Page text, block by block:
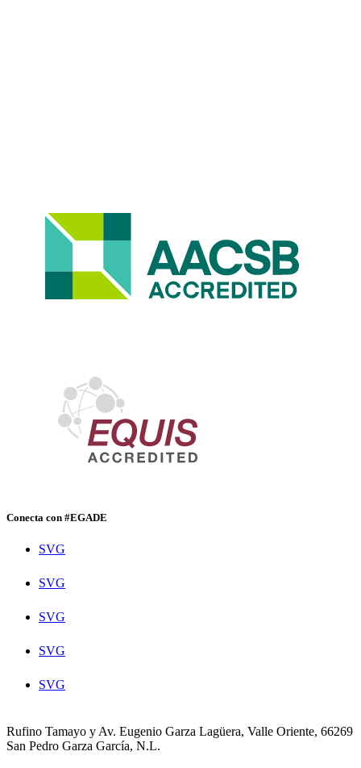
Conecta con #EGADE
SVG
SVG
SVG
SVG
SVG
Rufino Tamayo y Av. Eugenio Garza Lagüera, Valle Oriente, 66269
San Pedro Garza García, N.L.